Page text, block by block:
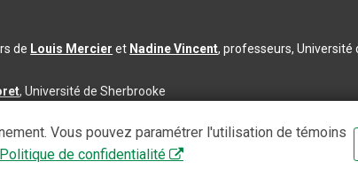
de Louis Mercier et Nadine Vincent, professeurs, Université
, Université de Sherbrooke
08-03
Vous pouvez paramétrer l'utilisation de témoins
de confidentialité